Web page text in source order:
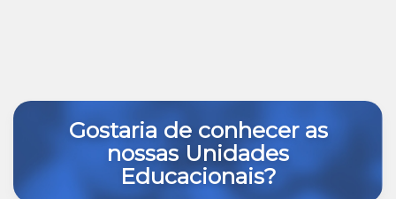
Gostaria de conhecer as
nossas Unidades
Educacionais?